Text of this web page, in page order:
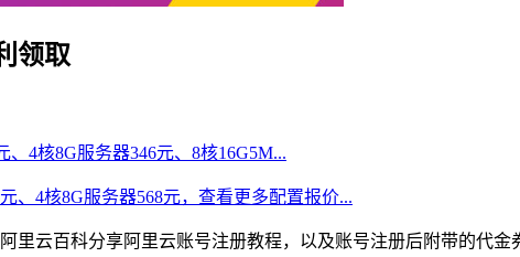
领取
4核8G服务器346元、8核16G5M...
、4核8G服务器568元，查看更多配置报价...
里云百科分享阿里云账号注册教程，以及账号注册后附带的代金